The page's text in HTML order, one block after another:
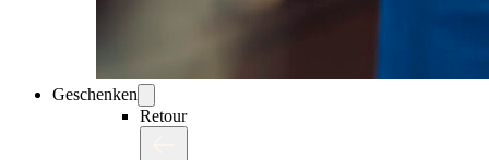
Geschenken
Retour